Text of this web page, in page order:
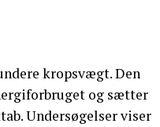
kropsvægt. Den
og sætter
Undersøgelser viser